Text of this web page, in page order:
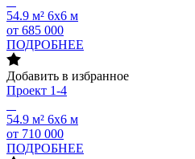
54.9 м² 6х6 м
от 685 000
ПОДРОБНЕЕ
Добавить в избранное
Проект 1-4
54.9 м² 6х6 м
от 710 000
ПОДРОБНЕЕ